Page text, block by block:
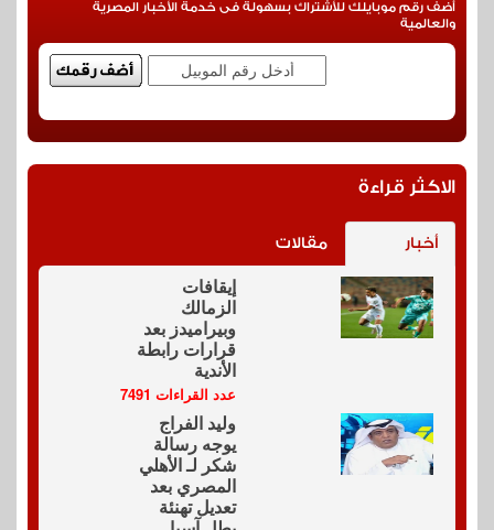
أضف رقم موبايلك للأشتراك بسهولة فى خدمة الأخبار المصرية
والعالمية
الاكثر قراءة
أخبار مقالات
إيقافات
الزمالك
وبيراميدز بعد
قرارات رابطة
الأندية
عدد القراءات 7491
وليد الفراج
يوجه رسالة
شكر لـ الأهلي
المصري بعد
تعديل تهنئة